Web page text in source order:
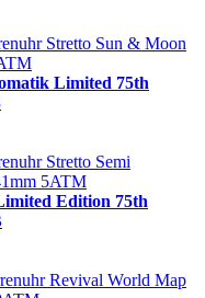
Limited 75th
Edition 75th